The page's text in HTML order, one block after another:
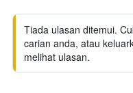
Tiada ulasan ditemui.
carian anda, atau
melihat ulasan.